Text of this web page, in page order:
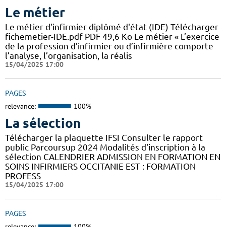
Le métier
Le métier d'infirmier diplômé d'état (IDE) Télécharger
fichemetier-IDE.pdf PDF 49,6 Ko Le métier « L’exercice
de la profession d’infirmier ou d’infirmière comporte
l’analyse, l’organisation, la réalis
15/04/2025 17:00
PAGES
relevance: 100%
La sélection
Télécharger la plaquette IFSI Consulter le rapport
public Parcoursup 2024 Modalités d'inscription à la
sélection CALENDRIER ADMISSION EN FORMATION EN
SOINS INFIRMIERS OCCITANIE EST : FORMATION
PROFESS
15/04/2025 17:00
PAGES